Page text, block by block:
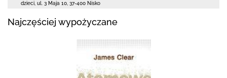
dzieci, ul. 3 Maja 10 37-400 Nisko
Najczęściej wypożyczane